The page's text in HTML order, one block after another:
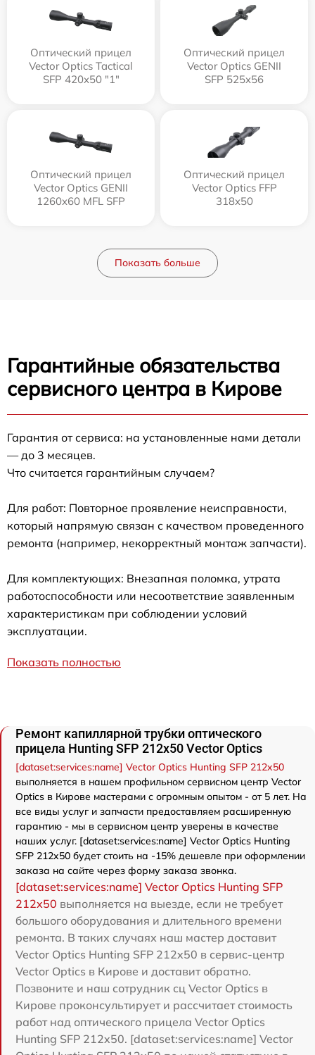
Оптический прицел
Vector Optics Tactical
SFP 420x50 "1"
Оптический прицел
Vector Optics GENII
SFP 525x56
Оптический прицел
Vector Optics GENII
1260x60 MFL SFP
Оптический прицел
Vector Optics FFP
318x50
Показать больше
Гарантийные обязательства
сервисного центра в Кирове
Гарантия от сервиса: на установленные нами детали
— до 3 месяцев.
Что считается гарантийным случаем?
Для работ: Повторное проявление неисправности,
который напрямую связан с качеством проведенного
ремонта (например, некорректный монтаж запчасти).
Для комплектующих: Внезапная поломка, утрата
работоспособности или несоответствие заявленным
характеристикам при соблюдении условий
эксплуатации.
Показать полностью
Ремонт капиллярной трубки оптического
прицела Hunting SFP 212x50 Vector Optics
[dataset:services:name] Vector Optics Hunting SFP 212x50
выполняется в нашем профильном сервисном центр Vector
Optics в Кирове мастерами с огромным опытом - от 5 лет. На
все виды услуг и запчасти предоставляем расширенную
гарантию - мы в сервисном центр уверены в качестве
наших услуг. [dataset:services:name] Vector Optics Hunting
SFP 212x50 будет стоить на -15% дешевле при оформлении
заказа на сайте через форму заказа звонка.
[dataset:services:name] Vector Optics Hunting SFP
212x50 выполняется на выезде, если не требует
большого оборудования и длительного времени
ремонта. В таких случаях наш мастер доставит
Vector Optics Hunting SFP 212x50 в сервис-центр
Vector Optics в Кирове и доставит обратно.
Позвоните и наш сотрудник сц Vector Optics в
Кирове проконсультирует и рассчитает стоимость
работ над оптического прицела Vector Optics
Hunting SFP 212x50. [dataset:services:name] Vector